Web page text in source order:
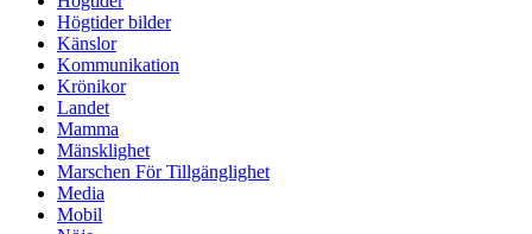
Högtider bilder
Känslor
Kommunikation
Krönikor
Landet
Mamma
Mänsklighet
Marschen För Tillgänglighet
Media
Mobil